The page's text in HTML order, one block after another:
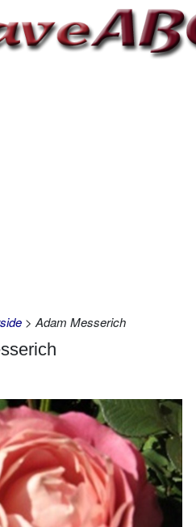
> Adam Messerich